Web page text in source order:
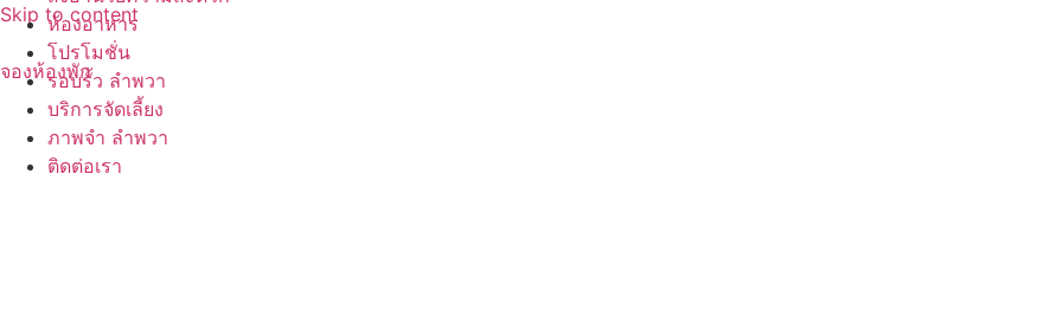
Skip to content
จองห้องพัก
ห้องอาหาร
โปรโมชั่น
รอบรั้ว ลำพวา
บริการจัดเลี้ยง
ภาพจำ ลำพวา
ติดต่อเรา